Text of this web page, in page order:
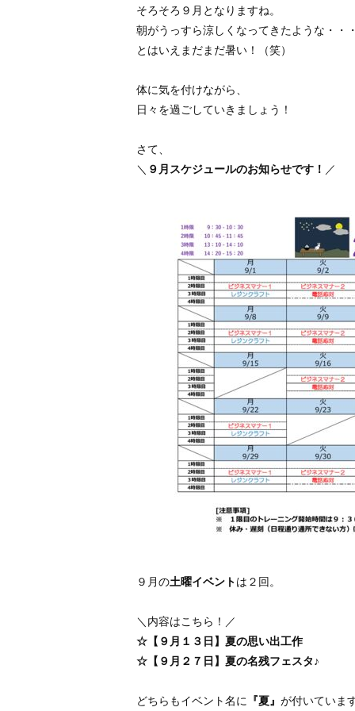
そろそろ９月となりますね。
朝がうっすら涼しくなってきたような・・
とはいえまだまだ暑い！（笑）
体に気を付けながら、
日々を過ごしていきましょう！
さて、
＼ ９月スケジュールのお知らせです！ ／
９月の土曜イベントは２回。
＼内容はこちら！／
☆【９月１３日】夏の思い出工作
☆【９月２７日】夏の名残フェスタ♪
どちらもイベント名に 『夏』 が付いていま